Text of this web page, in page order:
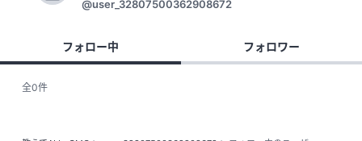
@user_32807500362908672
フォロー中 フォロワー
全0件